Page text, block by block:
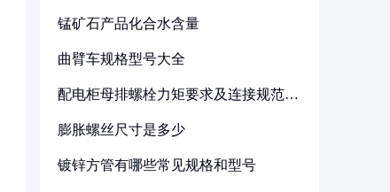
锰矿石产品化合水含量
曲臂车规格型号大全
配电柜母排螺栓力矩要求及连接规范详
膨胀螺丝尺寸是多少
镀锌方管有哪些常见规格和型号